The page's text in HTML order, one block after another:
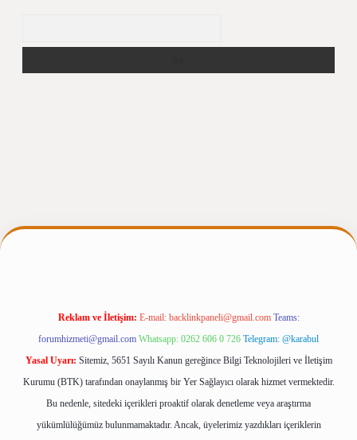
Reklam ve İletişim: E-mail: backlinkpaneli@gmail.com Teams:
forumhizmeti@gmail.com Whatsapp: 0262 606 0 726 Telegram: @karabul
Yasal Uyarı: Sitemiz, 5651 Sayılı Kanun gereğince Bilgi Teknolojileri ve İletişim
Kurumu (BTK) tarafından onaylanmış bir Yer Sağlayıcı olarak hizmet vermektedir.
Bu nedenle, sitedeki içerikleri proaktif olarak denetleme veya araştırma
yükümlülüğümüz bulunmamaktadır. Ancak, üyelerimiz yazdıkları içeriklerin